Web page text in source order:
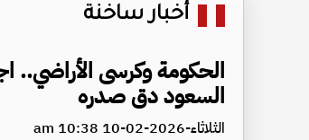
أخبار ساخنة
الحكومة وكرسى الأراضي..
السعود دق صدره
الثلاثاء-2026-02-10 10:38 am